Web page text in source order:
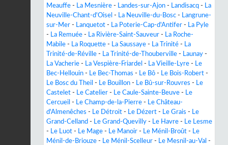
Meauffe - La Mesnière - Landes-sur-Ajon - Landisacq - La
Neuville-Chant-d'Oisel - La Neuville-du-Bosc - Langrune-
sur-Mer - Lanquetot - La Poterie-Cap-d'Antifer - La Pyle
- La Remuée - La Rivière-Saint-Sauveur - La Roche-
Mabile - La Roquette - La Saussaye - La Trinité - La
Trinité-de-Réville - La Trinité-de-Thouberville - Launay -
La Vacherie - La Vespière-Friardel - La Vieille-Lyre - Le
Bec-Hellouin - Le Bec-Thomas - Le Bô - Le Bois-Robert -
Le Bosc du Theil - Le Bouillon - Le Bû-sur-Rouvres - Le
Castelet - Le Catelier - Le Caule-Sainte-Beuve - Le
Cercueil - Le Champ-de-la-Pierre - Le Château-
d'Almenêches - Le Détroit - Le Dézert - Le Grais - Le
Grand-Celland - Le Grand-Quevilly - Le Havre - Le Lesme
- Le Luot - Le Mage - Le Manoir - Le Ménil-Broût - Le
Ménil-de-Briouze - Le Ménil-Scelleur - Le Mesnil-au-Val -